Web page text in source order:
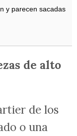
y parecen sacadas
de alto
de los
o una